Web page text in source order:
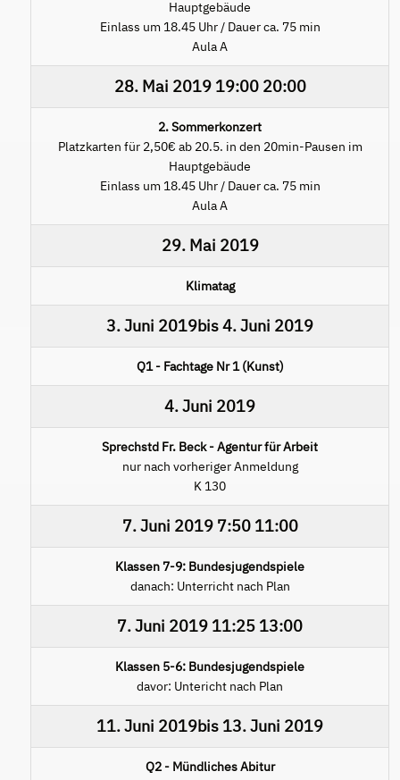
Hauptgebäude
Einlass um 18.45 Uhr / Dauer ca. 75 min
Aula A
28. Mai 201919:00 20:00
2. Sommerkonzert
Platzkarten für 2,50€ ab 20.5. in den 20min-Pausen im
Hauptgebäude
Einlass um 18.45 Uhr / Dauer ca. 75 min
Aula A
29. Mai 2019
Klimatag
3. Juni 2019bis4. Juni 2019
Q1 - Fachtage Nr 1 (Kunst)
4. Juni 2019
Sprechstd Fr. Beck - Agentur für Arbeit
nur nach vorheriger Anmeldung
K 130
7. Juni 20197:50 11:00
Klassen 7-9: Bundesjugendspiele
danach: Unterricht nach Plan
7. Juni 2019 11:25 13:00
Klassen 5-6: Bundesjugendspiele
davor: Untericht nach Plan
11. Juni 2019bis 13. Juni 2019
Q2 - Mündliches Abitur